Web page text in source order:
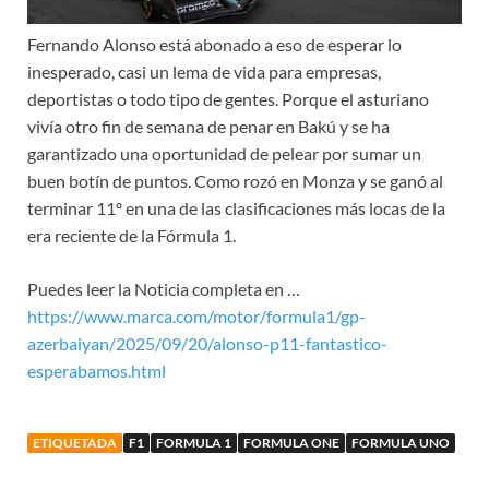
Fernando Alonso está abonado a eso de esperar lo
inesperado, casi un lema de vida para empresas,
deportistas o todo tipo de gentes. Porque el asturiano
vivía otro fin de semana de penar en Bakú y se ha
garantizado una oportunidad de pelear por sumar un
buen botín de puntos. Como rozó en Monza y se ganó al
terminar 11º en una de las clasificaciones más locas de la
era reciente de la Fórmula 1.
Puedes leer la Noticia completa en …
https://www.marca.com/motor/formula1/gp-
azerbaiyan/2025/09/20/alonso-p11-fantastico-
esperabamos.html
ETIQUETADA F1 FORMULA 1 FORMULA ONE FORMULA UNO